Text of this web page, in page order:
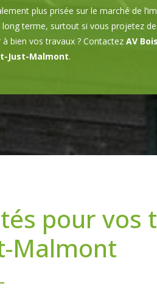
plus prisée sur le marché de
long terme, surtout si vous projetez
bien vos travaux ? Contactez AV Bois
Just-Malmont.
pour vos
Malmont